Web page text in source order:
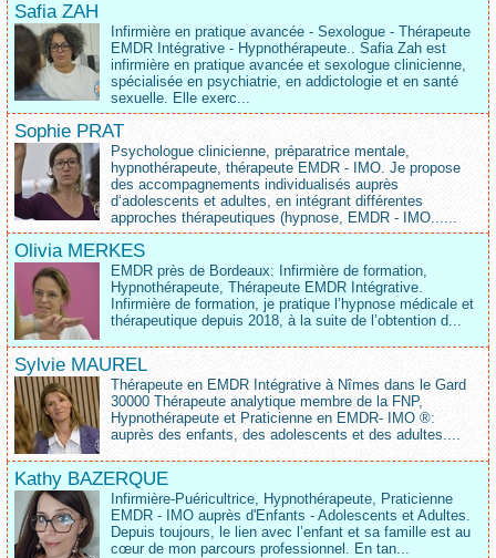
Safia ZAH
Infirmière en pratique avancée - Sexologue - Thérapeute
EMDR Intégrative - Hypnothérapeute.. Safia Zah est
infirmière en pratique avancée et sexologue clinicienne,
spécialisée en psychiatrie, en addictologie et en santé
sexuelle. Elle exerc...
Sophie PRAT
Psychologue clinicienne, préparatrice mentale,
hypnothérapeute, thérapeute EMDR - IMO. Je propose
des accompagnements individualisés auprès
d‘adolescents et adultes, en intégrant différentes
approches thérapeutiques (hypnose, EMDR - IMO......
Olivia MERKES
EMDR près de Bordeaux: Infirmière de formation,
Hypnothérapeute, Thérapeute EMDR Intégrative.
Infirmière de formation, je pratique l’hypnose médicale et
thérapeutique depuis 2018, à la suite de l’obtention d...
Sylvie MAUREL
Thérapeute en EMDR Intégrative à Nîmes dans le Gard
30000 Thérapeute analytique membre de la FNP,
Hypnothérapeute et Praticienne en EMDR- IMO ®:
auprès des enfants, des adolescents et des adultes....
Kathy BAZERQUE
Infirmière-Puéricultrice, Hypnothérapeute, Praticienne
EMDR - IMO auprès d'Enfants - Adolescents et Adultes.
Depuis toujours, le lien avec l’enfant et sa famille est au
cœur de mon parcours professionnel. En tan...